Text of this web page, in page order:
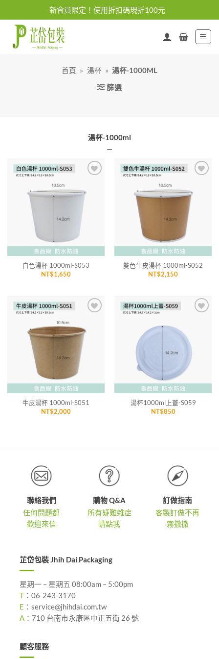
content
新會員限定！使用折扣碼現折100元
首頁 » 湯杯 » 湯杯-1000ML
篩選
湯杯-1000ml
—
白色湯杯 1000ml-S053
NT$1,650
雙色牛皮湯杯 1000ml-S052
NT$2,150
牛皮湯杯 1000ml-S051
NT$2,000
湯杯1000ml上蓋-S059
NT$850
聯絡我們
任何問題都
歡迎來信
購物 Q&A
所有疑難雜症
請點我
訂做指南
客製訂做不再
霧撒撒
芷岱包裝 Jhih Dai Packaging
星期一 – 星期五 08:00am – 5:00pm
T ： 06-243-3170
E ： service@jhihdai.com.tw
A ： 710 台南市永康區中正五街 26 號
顧客服務